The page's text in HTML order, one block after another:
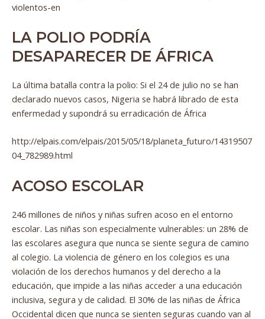
violentos-en
LA POLIO PODRÍA
DESAPARECER DE ÁFRICA
La última batalla contra la polio: Si el 24 de julio no se han
declarado nuevos casos, Nigeria se habrá librado de esta
enfermedad y supondrá su erradicación de África
http://elpais.com/elpais/2015/05/18/planeta_futuro/14319507
04_782989.html
ACOSO ESCOLAR
246 millones de niños y niñas sufren acoso en el entorno
escolar. Las niñas son especialmente vulnerables: un 28% de
las escolares asegura que nunca se siente segura de camino
al colegio. La violencia de género en los colegios es una
violación de los derechos humanos y del derecho a la
educación, que impide a las niñas acceder a una educación
inclusiva, segura y de calidad. El 30% de las niñas de África
Occidental dicen que nunca se sienten seguras cuando van al